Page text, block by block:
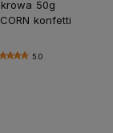
50g
PASTEL UNICORN konfetti
5.0